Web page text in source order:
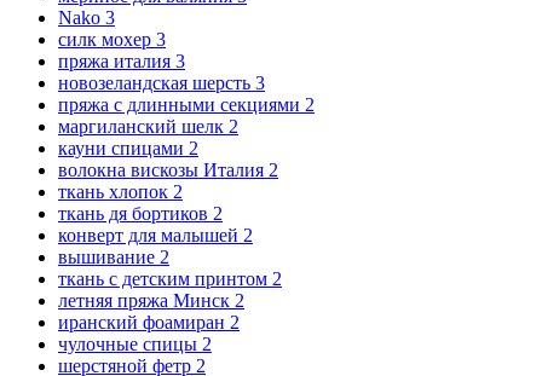
Nako 3
силк мохер 3
пряжа италия 3
новозеландская шерсть 3
пряжа с длинными секциями 2
маргиланский шелк 2
кауни спицами 2
волокна вискозы Италия 2
ткань хлопок 2
ткань дя бортиков 2
конверт для малышей 2
вышивание 2
ткань с детским принтом 2
летняя пряжа Минск 2
иранский фоамиран 2
чулочные спицы 2
шерстяной фетр 2